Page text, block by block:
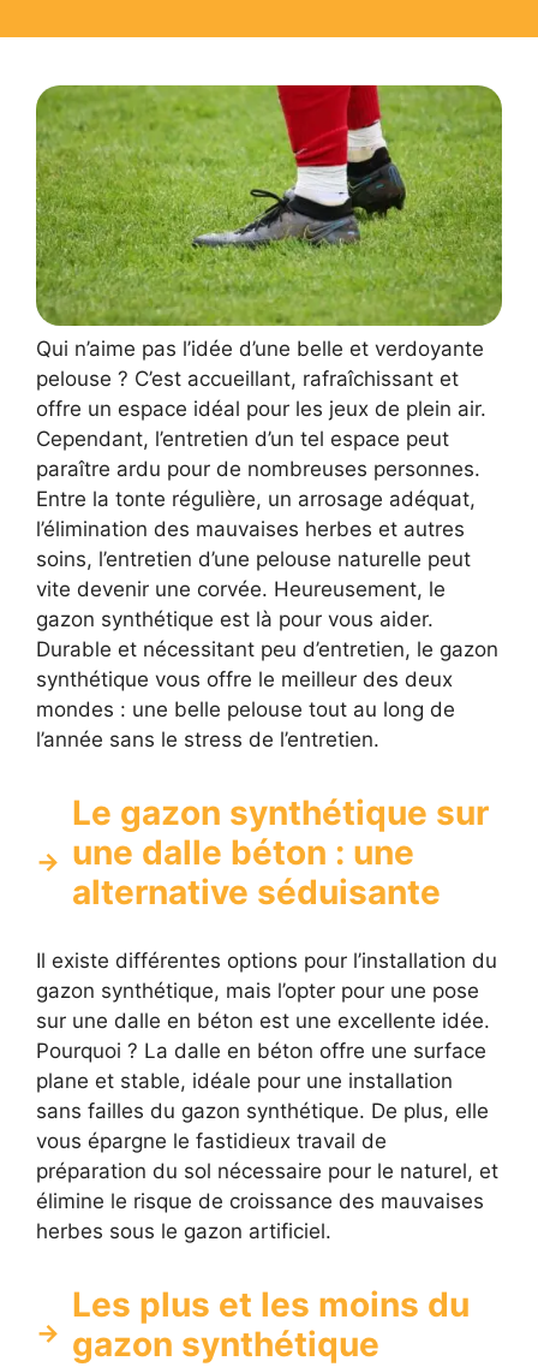
Qui n’aime pas l’idée d’une belle et verdoyante
pelouse ? C’est accueillant, rafraîchissant et
offre un espace idéal pour les jeux de plein air.
Cependant, l’entretien d’un tel espace peut
paraître ardu pour de nombreuses personnes.
Entre la tonte régulière, un arrosage adéquat,
l’élimination des mauvaises herbes et autres
soins, l’entretien d’une pelouse naturelle peut
vite devenir une corvée. Heureusement, le
gazon synthétique est là pour vous aider.
Durable et nécessitant peu d’entretien, le gazon
synthétique vous offre le meilleur des deux
mondes : une belle pelouse tout au long de
l’année sans le stress de l’entretien.
Le gazon synthétique sur
une dalle béton : une
alternative séduisante
Il existe différentes options pour l’installation du
gazon synthétique, mais l’opter pour une pose
sur une dalle en béton est une excellente idée.
Pourquoi ? La dalle en béton offre une surface
plane et stable, idéale pour une installation
sans failles du gazon synthétique. De plus, elle
vous épargne le fastidieux travail de
préparation du sol nécessaire pour le naturel, et
élimine le risque de croissance des mauvaises
herbes sous le gazon artificiel.
Les plus et les moins du
gazon synthétique